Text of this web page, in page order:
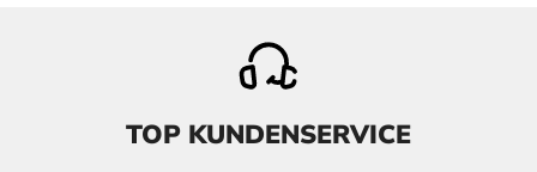
TOP KUNDENSERVICE